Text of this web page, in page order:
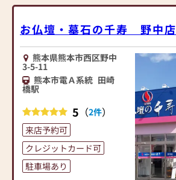
お仏壇・墓石の千寿 野中店
熊本県熊本市西区野中
3-5-11
熊本市電Ａ系統 田崎
橋駅
5 （2件）
来店予約可
クレジットカード可
駐車場あり